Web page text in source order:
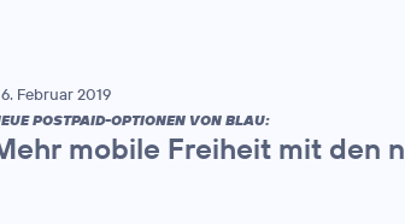
Februar 2019
POSTPAID-OPTIONEN VON BLAU:
mobile Freiheit mit den